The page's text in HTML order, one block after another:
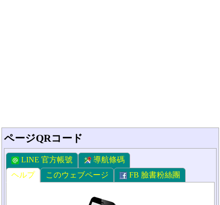
ページQRコード
ヘルプ このウェブページ FB 臉書粉絲團
LINE 官方帳號 導航條碼